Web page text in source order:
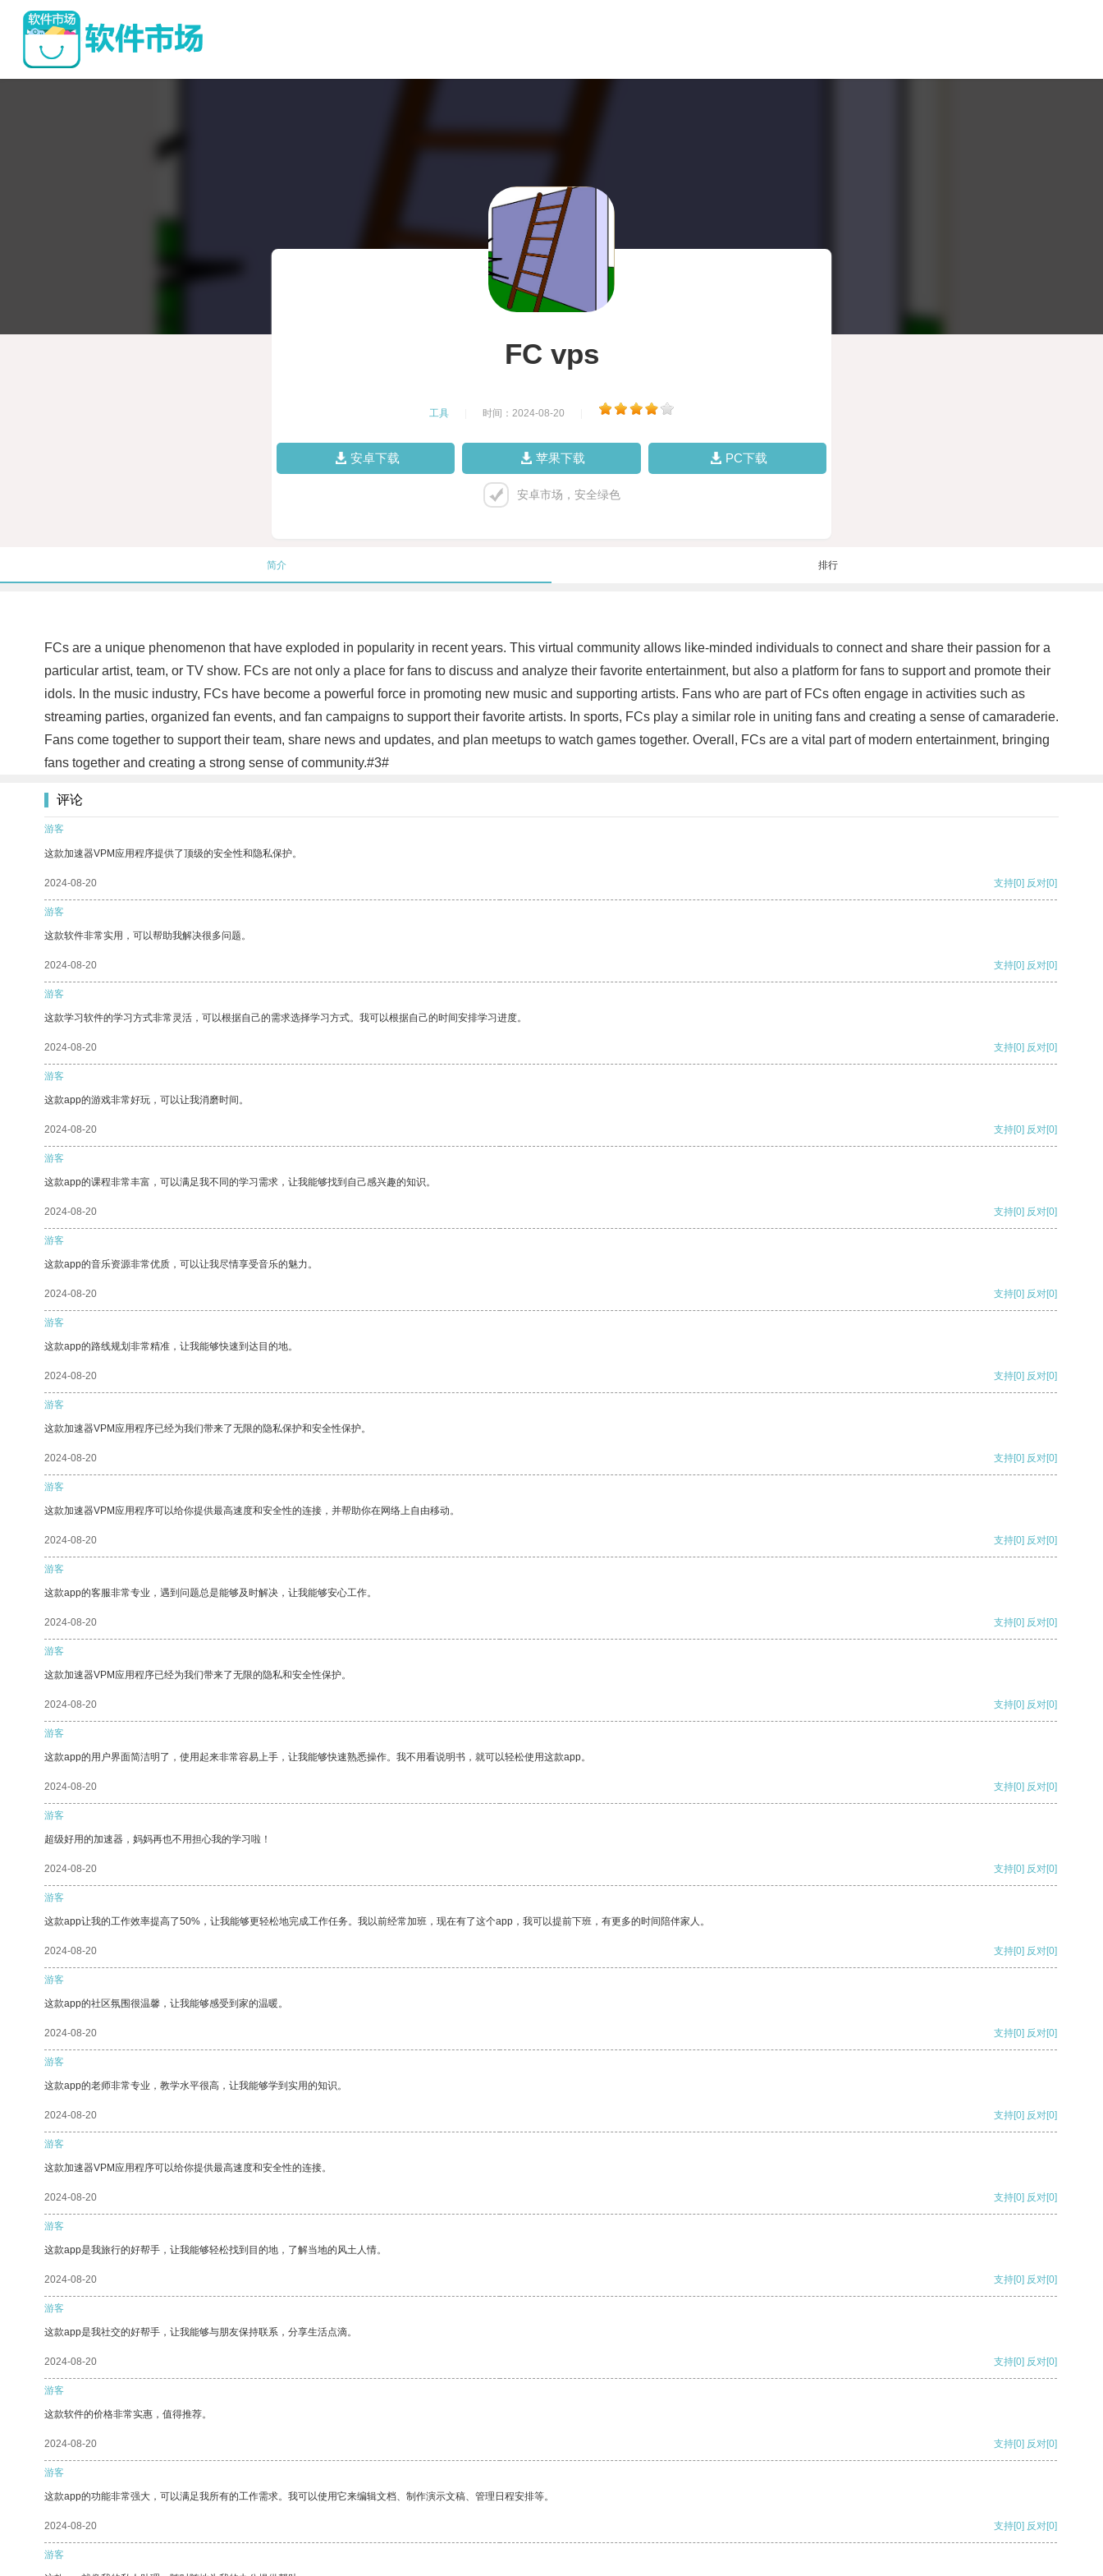
FC vps
工具 时间：2024-08-20
安卓下载 苹果下载 PC下载
安卓市场，安全绿色
简介 排行
FCs are a unique phenomenon that have exploded in popularity in recent years. This virtual community allows like-minded individuals to connect and share their passion for a
particular artist, team, or TV show. FCs are not only a place for fans to discuss and analyze their favorite entertainment, but also a platform for fans to support and promote their
idols. In the music industry, FCs have become a powerful force in promoting new music and supporting artists. Fans who are part of FCs often engage in activities such as
streaming parties, organized fan events, and fan campaigns to support their favorite artists. In sports, FCs play a similar role in uniting fans and creating a sense of camaraderie.
Fans come together to support their team, share news and updates, and plan meetups to watch games together. Overall, FCs are a vital part of modern entertainment, bringing
fans together and creating a strong sense of community.#3#
评论
游客
这款加速器VPM应用程序提供了顶级的安全性和隐私保护。
2024-08-20 支持[0] 反对[0]
游客
这款软件非常实用，可以帮助我解决很多问题。
2024-08-20 支持[0] 反对[0]
游客
这款学习软件的学习方式非常灵活，可以根据自己的需求选择学习方式。我可以根据自己的时间安排学习进度。
2024-08-20 支持[0] 反对[0]
游客
这款app的游戏非常好玩，可以让我消磨时间。
2024-08-20 支持[0] 反对[0]
游客
这款app的课程非常丰富，可以满足我不同的学习需求，让我能够找到自己感兴趣的知识。
2024-08-20 支持[0] 反对[0]
游客
这款app的音乐资源非常优质，可以让我尽情享受音乐的魅力。
2024-08-20 支持[0] 反对[0]
游客
这款app的路线规划非常精准，让我能够快速到达目的地。
2024-08-20 支持[0] 反对[0]
游客
这款加速器VPM应用程序已经为我们带来了无限的隐私保护和安全性保护。
2024-08-20 支持[0] 反对[0]
游客
这款加速器VPM应用程序可以给你提供最高速度和安全性的连接，并帮助你在网络上自由移动。
2024-08-20 支持[0] 反对[0]
游客
这款app的客服非常专业，遇到问题总是能够及时解决，让我能够安心工作。
2024-08-20 支持[0] 反对[0]
游客
这款加速器VPM应用程序已经为我们带来了无限的隐私和安全性保护。
2024-08-20 支持[0] 反对[0]
游客
这款app的用户界面简洁明了，使用起来非常容易上手，让我能够快速熟悉操作。我不用看说明书，就可以轻松使用这款app。
2024-08-20 支持[0] 反对[0]
游客
超级好用的加速器，妈妈再也不用担心我的学习啦！
2024-08-20 支持[0] 反对[0]
游客
这款app让我的工作效率提高了50%，让我能够更轻松地完成工作任务。我以前经常加班，现在有了这个app，我可以提前下班，有更多的时间陪伴家人。
2024-08-20 支持[0] 反对[0]
游客
这款app的社区氛围很温馨，让我能够感受到家的温暖。
2024-08-20 支持[0] 反对[0]
游客
这款app的老师非常专业，教学水平很高，让我能够学到实用的知识。
2024-08-20 支持[0] 反对[0]
游客
这款加速器VPM应用程序可以给你提供最高速度和安全性的连接。
2024-08-20 支持[0] 反对[0]
游客
这款app是我旅行的好帮手，让我能够轻松找到目的地，了解当地的风土人情。
2024-08-20 支持[0] 反对[0]
游客
这款app是我社交的好帮手，让我能够与朋友保持联系，分享生活点滴。
2024-08-20 支持[0] 反对[0]
游客
这款软件的价格非常实惠，值得推荐。
2024-08-20 支持[0] 反对[0]
游客
这款app的功能非常强大，可以满足我所有的工作需求。我可以使用它来编辑文档、制作演示文稿、管理日程安排等。
2024-08-20 支持[0] 反对[0]
游客